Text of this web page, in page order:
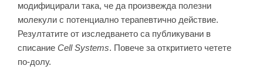
модифицирали така, че да произвежда полезни
молекули с потенциално терапевтично действие.
Резултатите от изследването са публикувани в
списание Cell Systems. Повече за откритието четете
по-долу.